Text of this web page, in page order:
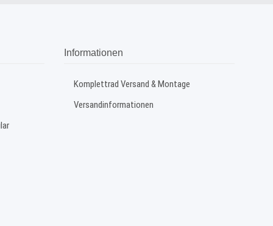
Informationen
Komplettrad Versand & Montage
Versandinformationen